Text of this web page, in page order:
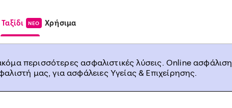
Ταξίδι ΝΕΟ Χρήσιμα
περισσότερες ασφαλιστικές λύσεις. Online ασφάλιση
μας, για ασφάλειες Υγείας & Επιχείρησης.